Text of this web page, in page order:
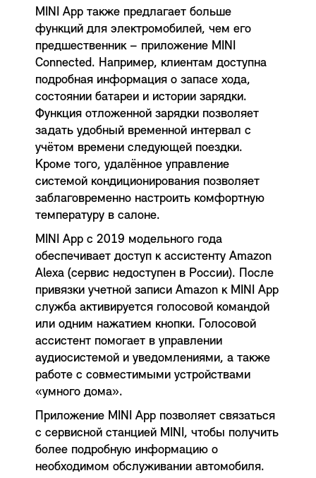
MINI App также предлагает больше
функций для электромобилей, чем его
предшественник – приложение MINI
Connected. Например, клиентам доступна
подробная информация о запасе хода,
состоянии батареи и истории зарядки.
Функция отложенной зарядки позволяет
задать удобный временной интервал с
учётом времени следующей поездки.
Кроме того, удалённое управление
системой кондиционирования позволяет
заблаговременно настроить комфортную
температуру в салоне.
MINI App с 2019 модельного года
обеспечивает доступ к ассистенту Amazon
Alexa (сервис недоступен в России). После
привязки учетной записи Amazon к MINI App
служба активируется голосовой командой
или одним нажатием кнопки. Голосовой
ассистент помогает в управлении
аудиосистемой и уведомлениями, а также
работе с совместимыми устройствами
«умного дома».
Приложение MINI App позволяет связаться
с сервисной станцией MINI, чтобы получить
более подробную информацию о
необходимом обслуживании автомобиля.